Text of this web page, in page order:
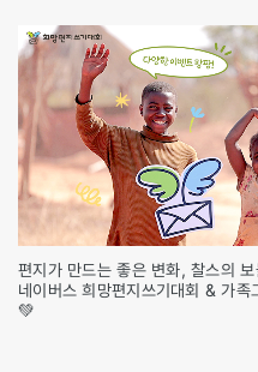
편지가 만드는 좋은 변화, 찰스의
네이버스 희망편지쓰기대회 & 가족
💚